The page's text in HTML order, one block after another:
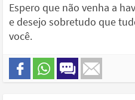
Espero que não venha a
e desejo sobretudo que
você.